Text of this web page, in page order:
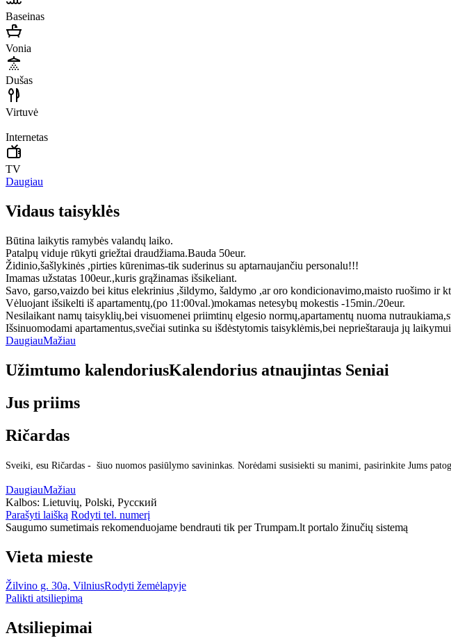
Baseinas
Vonia
Dušas
Virtuvė
Internetas
TV
Daugiau
Vidaus taisyklės
Būtina laikytis ramybės valandų laiko.
Patalpų viduje rūkyti griežtai draudžiama.Bauda 50eur.
Židinio,šašlykinės ,pirties kūrenimas-tik suderinus su aptarnaujančiu personalu!!!
Imamas užstatas 100eur.,kuris grąžinamas išsikeliant.
Savo, garso,vaizdo bei kitus elekrinius ,šildymo, šaldymo ,ar oro kondicionavimo,maisto ruošimo
Vėluojant išsikelti iš apartamentų,(po 11:00val.)mokamas netesybų mokestis -15min./20eur.
Nesilaikant namų taisyklių,bei visuomenei priimtinų elgesio normų,apartamentų nuoma
Išsinuomodami apartamentus,svečiai sutinka su išdėstytomis taisyklėmis,bei neprieštarauja jų
DaugiauMažiau
Užimtumo kalendoriusKalendorius atnaujintas Seniai
Jus priims
Ričardas
Sveiki, esu Ričardas - šiuo nuomos pasiūlymo savininkas. Norėdami susisiekti su manimi, pasirinkite Jums
DaugiauMažiau
Kalbos: Lietuvių, Polski, Русский
Parašyti laišką Rodyti tel. numerį
Saugumo sumetimais rekomenduojame bendrauti tik per Trumpam.lt portalo žinučių sistemą
Vieta mieste
Žilvino g. 30a, VilniusRodyti žemėlapyje
Palikti atsiliepimą
Atsiliepimai